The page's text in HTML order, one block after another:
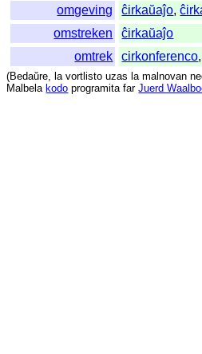
omgeving
ĉirkaŭaĵo,
omstreken
ĉirkaŭaĵo
omtrek
cirkonferenco
(Bedaŭre, la vortlisto uzas la malnovan
Malbela kodo programita far Juerd